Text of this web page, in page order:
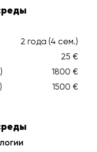
2 года (4 сем.)
25 €
1800 €
1500 €